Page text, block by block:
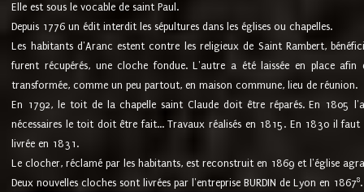
Elle est sous le vocable de saint Paul.
Depuis 1776 un édit interdit les sépultures dans les églises ou chapelles.
Les habitants d'Aranc estent contre les religieux de Saint Rambert,
furent récupérés, une cloche fondue. L'autre a été laissée en place
transformée, comme un peu partout, en maison commune, lieu de réunion.
En 1792, le toit de la chapelle saint Claude doit être réparés. En 1805
nécessaires le toit doit être fait... Travaux réalisés en 1815. En 1830 il
livrée en 1831.
Le clocher, réclamé par les habitants, est reconstruit en 1869 et l'église
Deux nouvelles cloches sont livrées par l'entreprise BURDIN de Lyon en 18678.